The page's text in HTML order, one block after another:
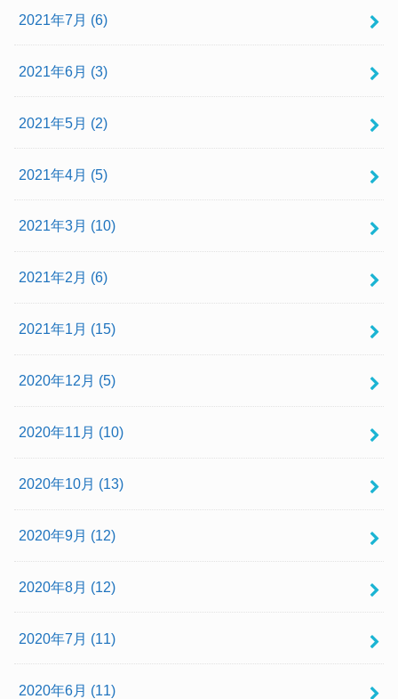
2021年7月 (6)
2021年6月 (3)
2021年5月 (2)
2021年4月 (5)
2021年3月 (10)
2021年2月 (6)
2021年1月 (15)
2020年12月 (5)
2020年11月 (10)
2020年10月 (13)
2020年9月 (12)
2020年8月 (12)
2020年7月 (11)
2020年6月 (11)